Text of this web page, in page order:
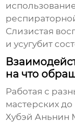
Слизистая
и усугубит
на что
Работая с
мастерских
Хубэй Аньнин